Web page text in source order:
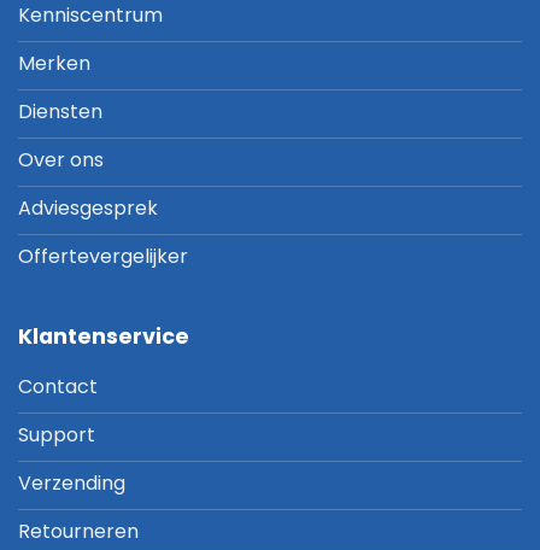
Kenniscentrum
Merken
Diensten
Over ons
Adviesgesprek
Offertevergelijker
Klantenservice
Contact
Support
Verzending
Retourneren